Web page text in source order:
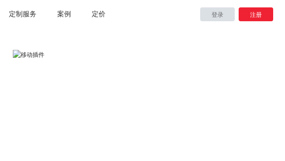
定制服务 案例 定价 登录 注册